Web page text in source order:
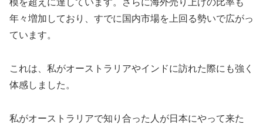
模を超えに達しています。さらに海外売り上げの比率も
年々増加しており、すでに国内市場を上回る勢いで広がっ
ています。
これは、私がオーストラリアやインドに訪れた際にも強く
体感しました。
私がオーストラリアで知り合った人が日本にやって来た